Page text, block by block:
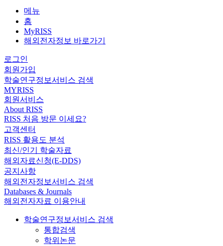
메뉴
홈
MyRISS
해외전자정보 바로가기
로그인
회원가입
학술연구정보서비스 검색
MYRISS
회원서비스
About RISS
RISS 처음 방문 이세요?
고객센터
RISS 활용도 분석
최신/인기 학술자료
해외자료신청(E-DDS)
공지사항
해외전자정보서비스 검색
Databases & Journals
해외전자자료 이용안내
학술연구정보서비스 검색
통합검색
학위논문